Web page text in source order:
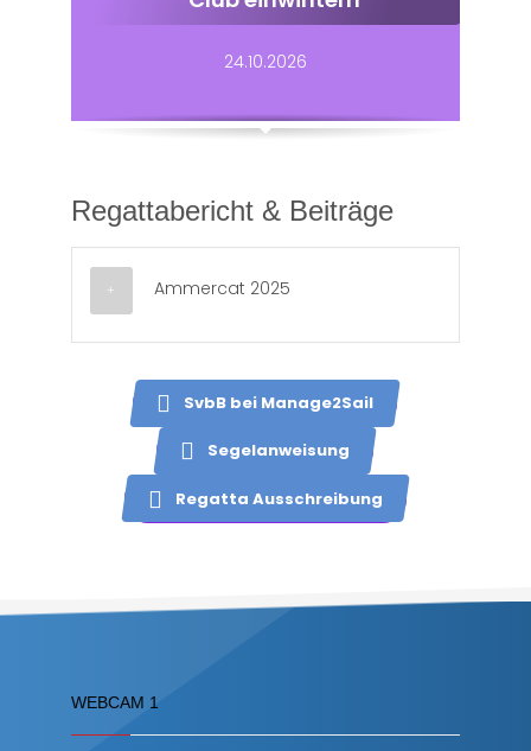
24.10.2026
Regattabericht & Beiträge
Ammercat 2025
SvbB bei Manage2Sail
Segelanweisung
Regatta Ausschreibung
WEBCAM 1